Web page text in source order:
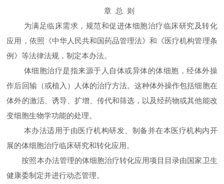
章 总 则
为满足临床需求，规范和促进体细胞治疗临床研究及转化
应用，依照《中华人民共和国药品管理法》和《医疗机构管理条
例》等法律法规，制定本办法。
体细胞治疗是指来源于人自体或异体的体细胞，经体外操
作后回输（或植入）人体的治疗方法。这种体外操作包括细胞在
体外的激活、诱导、扩增、传代和筛选，以及经药物或其他能改
变细胞生物学功能的处理。
本办法适用于由医疗机构研发、制备并在本医疗机构内开
展的体细胞治疗临床研究和转化应用。
按照本办法管理的体细胞治疗转化应用项目目录由国家卫生
健康委制定并进行动态管理。